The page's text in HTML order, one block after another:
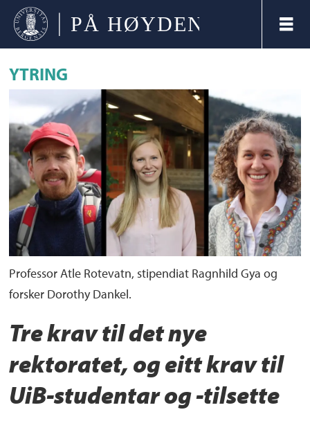
YTRING
Professor Atle Rotevatn, stipendiat Ragnhild Gya og
forsker Dorothy Dankel.
Tre krav til det nye
rektoratet, og eitt krav til
UiB-studentar og -tilsette